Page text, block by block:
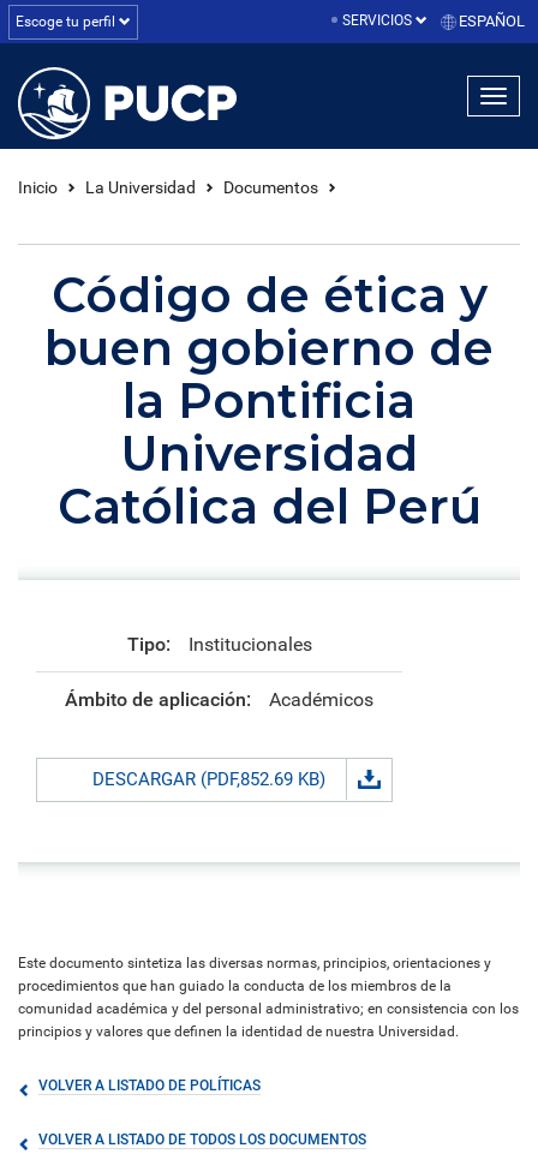
Escoge tu perfil SERVICIOS ESPAÑOL
Inicio La Universidad Documentos
Código de ética y
buen gobierno de
la Pontificia
Universidad
Católica del Perú
Tipo: Institucionales
Ámbito de aplicación: Académicos
DESCARGAR (PDF,852.69 KB)
Este documento sintetiza las diversas normas, principios, orientaciones y
procedimientos que han guiado la conducta de los miembros de la
comunidad académica y del personal administrativo; en consistencia con los
principios y valores que definen la identidad de nuestra Universidad.
VOLVER A LISTADO DE POLÍTICAS
VOLVER A LISTADO DE TODOS LOS DOCUMENTOS